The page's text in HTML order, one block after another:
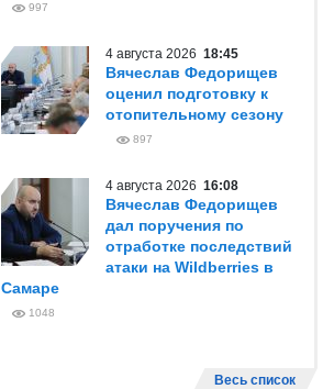
997
4 августа 2026 18:45
Вячеслав Федорищев
оценил подготовку к
отопительному сезону
897
4 августа 2026 16:08
Вячеслав Федорищев
дал поручения по
отработке последствий
атаки на Wildberries в
Самаре
1048
Весь список